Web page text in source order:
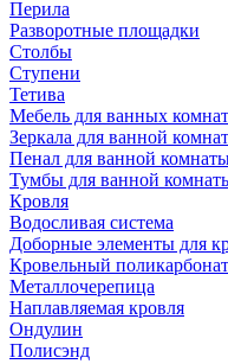
Перила
Разворотные площадки
Столбы
Ступени
Тетива
Мебель для ванных комнат
Зеркала для ванной
Пенал для ванной
Тумбы для ванной
Кровля
Водосливая система
Доборные элементы для
Кровельный поликарбонат
Металлочерепица
Наплавляемая кровля
Ондулин
Полисэнд